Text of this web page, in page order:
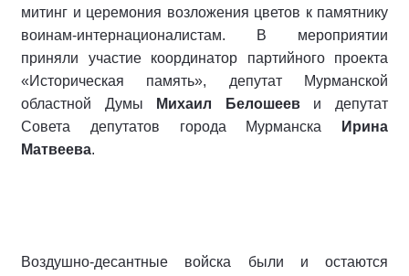
митинг и церемония возложения цветов к памятнику
воинам-интернационалистам. В мероприятии
приняли участие координатор партийного проекта
«Историческая память», депутат Мурманской
областной Думы
Михаил Белошееви депутат
Совета депутатов города Мурманска
Ирина
Матвеева.
Воздушно-десантные войска были и остаются